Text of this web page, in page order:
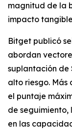
magnitud de la
impacto
Bitget publicó
abordan
suplantación de
alto riesgo. Más
el puntaje
de
en las